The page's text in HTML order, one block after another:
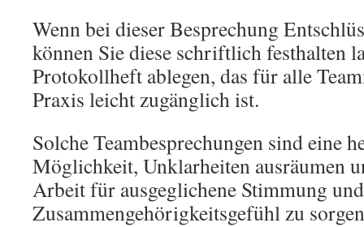
Wenn bei dieser Besprechung
können Sie diese schriftlich festhalten
Protokollheft ablegen, das für alle
Praxis leicht zugänglich ist.
Solche Teambesprechungen sind eine
Möglichkeit, Unklarheiten ausräumen
Arbeit für ausgeglichene Stimmung
Zusammengehörigkeitsgefühl zu